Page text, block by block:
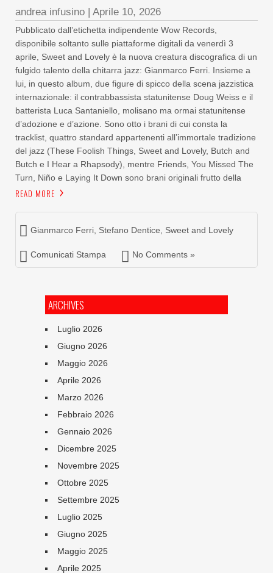
andrea infusino | Aprile 10, 2026
Pubblicato dall’etichetta indipendente Wow Records,
disponibile soltanto sulle piattaforme digitali da venerdì 3
aprile, Sweet and Lovely è la nuova creatura discografica di un
fulgido talento della chitarra jazz: Gianmarco Ferri. Insieme a
lui, in questo album, due figure di spicco della scena jazzistica
internazionale: il contrabbassista statunitense Doug Weiss e il
batterista Luca Santaniello, molisano ma ormai statunitense
d’adozione e d’azione. Sono otto i brani di cui consta la
tracklist, quattro standard appartenenti all’immortale tradizione
del jazz (These Foolish Things, Sweet and Lovely, Butch and
Butch e I Hear a Rhapsody), mentre Friends, You Missed The
Turn, Niño e Laying It Down sono brani originali frutto della
READ MORE
Gianmarco Ferri Stefano Dentice Sweet and Lovely
Comunicati Stampa No Comments »
ARCHIVES
Luglio 2026
Giugno 2026
Maggio 2026
Aprile 2026
Marzo 2026
Febbraio 2026
Gennaio 2026
Dicembre 2025
Novembre 2025
Ottobre 2025
Settembre 2025
Luglio 2025
Giugno 2025
Maggio 2025
Aprile 2025